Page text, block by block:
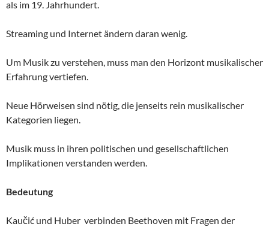
als im 19. Jahrhundert.
Streaming und Internet ändern daran wenig.
Um Musik zu verstehen, muss man den Horizont musikalischer
Erfahrung vertiefen.
Neue Hörweisen sind nötig, die jenseits rein musikalischer
Kategorien liegen.
Musik muss in ihren politischen und gesellschaftlichen
Implikationen verstanden werden.
Bedeutung
Kaučić und Huber verbinden Beethoven mit Fragen der